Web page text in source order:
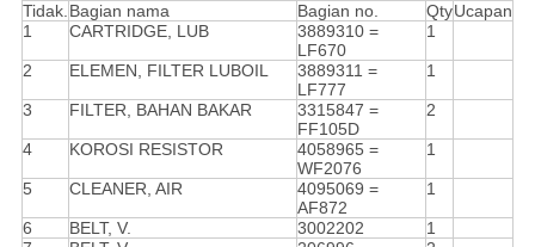
Tidak.Bagian nama Bagian no. QtyUcapan
1
CARTRIDGE, LUB
3889310 =
LF670
1
2 ELEMEN, FILTER LUBOIL
3889311 =
LF777
1
3 FILTER, BAHAN BAKAR
3315847 =
FF105D
2
4 KOROSI RESISTOR
4058965 =
WF2076
1
5 CLEANER, AIR
4095069 =
AF872
1
6 BELT, V. 3002202
1